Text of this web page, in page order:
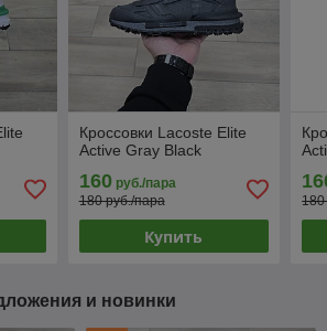
Кроссовки Lacoste Elite
Active Gray Black
160руб./пара
180 руб./пара
Купить
180
и новинки